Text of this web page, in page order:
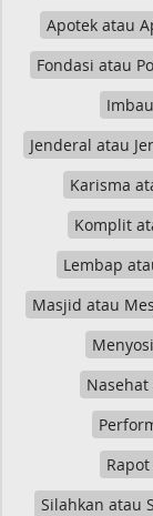
Apotek atau
Fondasi atau
Jenderal atau
Karisma
Komplit
Lembap
Masjid atau
Silahkan atau